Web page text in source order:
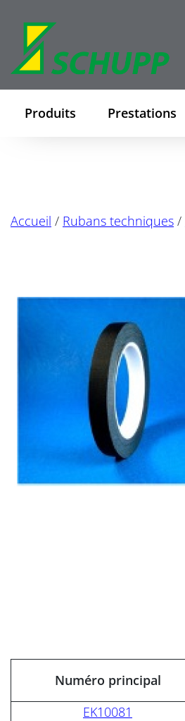
Produits Prestations
Accueil / Rubans techniques /
Numéro principal
EK10081